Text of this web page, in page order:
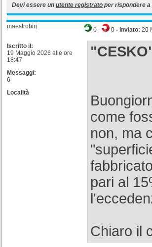
Devi essere un utente registrato per rispondere
maestrobiri
Iscritto il:
19 Maggio 2026 alle ore
18:47
Messaggi:
6
Località
0 - 0 - Inviato: 20
come
non, ma
pari al
Chiaro il